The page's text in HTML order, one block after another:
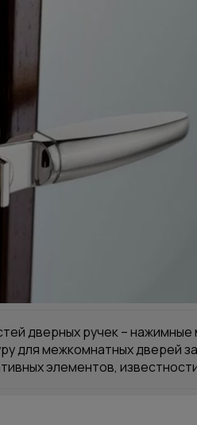
дверных ручек – нажимные
длямежкомнатных дверей
элементов,